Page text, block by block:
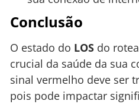
Conclusão
O estado do LOS do
crucial da saúde da sua
sinal vermelho deve ser
pois pode impactar